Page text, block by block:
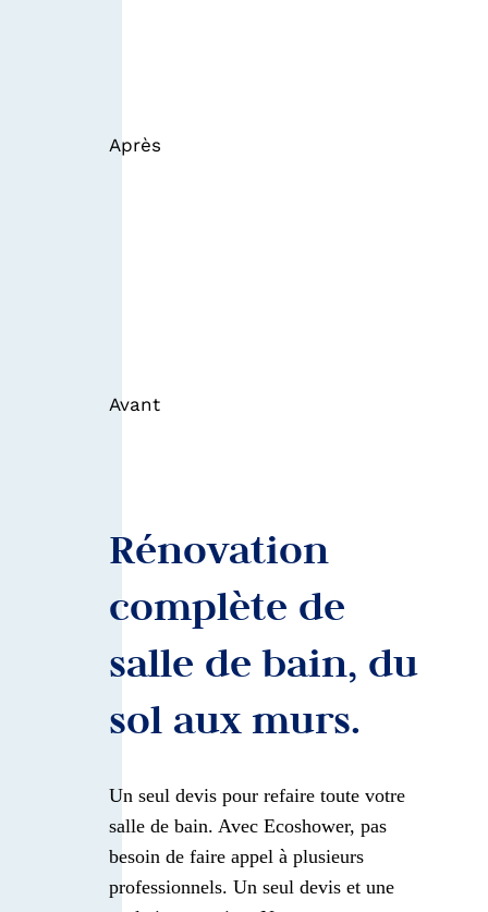
Après
Avant
Rénovation
complète de
salle de bain, du
sol aux murs.
Un seul devis pour refaire toute votre
salle de bain. Avec Ecoshower, pas
besoin de faire appel à plusieurs
professionnels. Un seul devis et une